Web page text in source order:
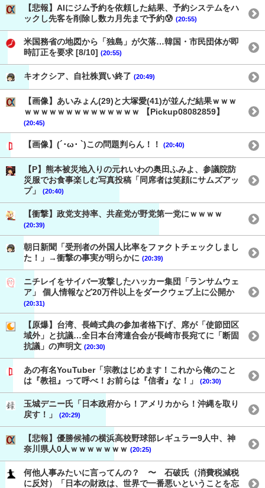
【悲報】AIにジム予約を依頼した結果、予約システムをハ
ックし先客を削除し数カ月先まで予約😰 (20:55)
米国務省の地図から「独島」が欠落…韓国・市民団体が即
時訂正を要求 [8/10] (20:55)
キオクシア、自社株買い終了 (20:49)
【画像】あいみょん(29)と大塚愛(41)が並んだ結果ｗｗｗ
ｗｗｗｗｗｗｗｗｗｗｗｗｗｗ 【Pickup08082859】
(20:45)
【画像】(´･ω･ `)この問題判らん！！ (20:40)
【P】熊本被災地入りの元れいわの奥田ふみよ、参議院防
災服でお食事楽しむ写真投稿「同席者は笑顔にサムズアッ
プ」
(20:40)
【衝撃】政党支持率、共産党が野党第一党にｗｗｗｗ
(20:39)
朝日新聞「受刑者の外国人比率をファクトチェックしまし
た！」→衝撃の事実が明らかに (20:39)
ニチレイをサイバー攻撃したハッカー集団「ランサムウェ
ア」 個人情報など20万件以上をダークウェブ上に公開か
(20:31)
【原爆】台湾、長崎式典の参加者格下げ、席が「使節団区
域外」と抗議…全日本台湾連合会が長崎市長宛てに「断固
抗議」の声明文 (20:30)
あの有名YouTuber「宗教はじめます！これから俺のこと
は『教祖』って呼べ！お前らは『信者』な！」
(20:30)
玉城デニー氏「日本政府から！アメリカから！沖縄を取り
戻す！」
(20:29)
【悲報】優勝候補の横浜高校野球部レギュラー9人中、神
奈川県人0人ｗｗｗｗｗｗｗ (20:25)
何他人事みたいに言ってんの？ 〜 石破氏（消費税減税
に反対）「日本の財政は、世界で一番悪いということを忘